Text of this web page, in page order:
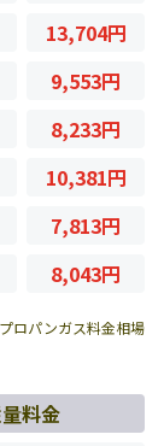
13,704円
9,553円
8,233円
10,381円
7,813円
8,043円
ロパンガス料金相場
料金